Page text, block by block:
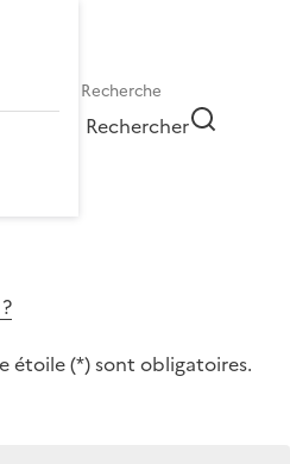
Rechercher
étoile (*) sont obligatoires.